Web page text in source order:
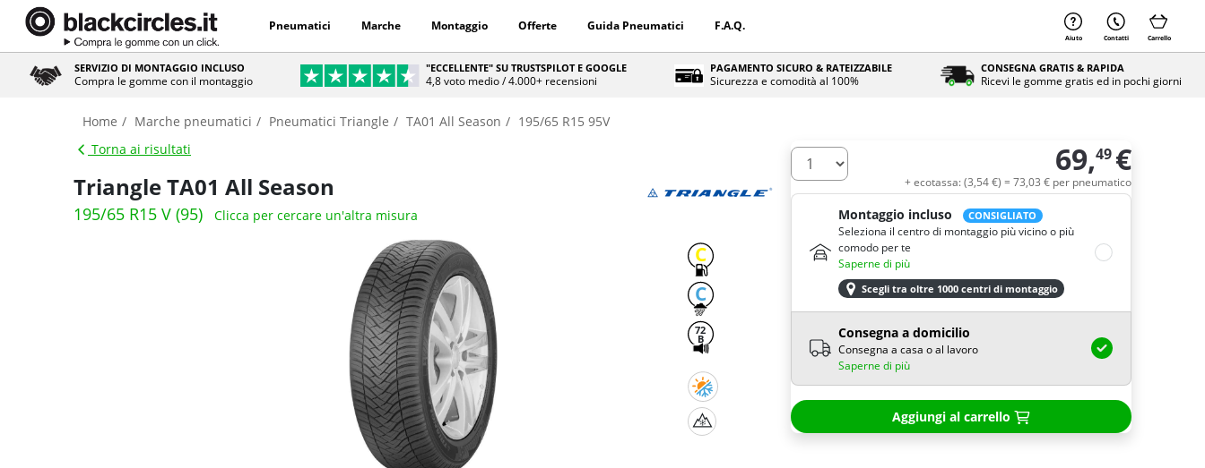
Pneumatici Marche Montaggio Offerte Guida Pneumatici F.A.Q.
Aiuto Contatti Carrello
SERVIZIO DI MONTAGGIO INCLUSO
Compra le gomme con il montaggio
"ECCELLENTE" SU TRUSTSPILOT E GOOGLE
4,8 voto medio / 4.000+ recensioni
PAGAMENTO SICURO & RATEIZZABILE
Sicurezza e comodità al 100%
CONSEGNA GRATIS & RAPIDA
Ricevi le gomme gratis ed in pochi giorni
Home Marche pneumatici Pneumatici Triangle TA01 All Season
195/65 R15 95V
Torna ai risultati
Triangle TA01 All Season
195/65 R15 V (95) Clicca per cercare un'altra misura
C
C
72
B
Quantità 69,49 €
+ ecotassa: (3,54€) = 73,03 € per pneumatico
Montaggio incluso CONSIGLIATO
Seleziona il centro di montaggio più vicino o più
comodo per te
Saperne di più
Scegli tra oltre 1000 centri di montaggio
Consegna a domicilio
Consegna a casa o al lavoro
Saperne di più
Aggiungi al carrello